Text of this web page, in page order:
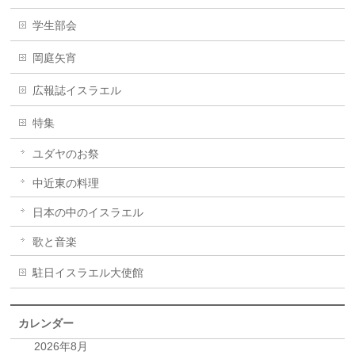
学生部会
岡庭矢宵
広報誌イスラエル
特集
ユダヤのお祭
中近東の料理
日本の中のイスラエル
歌と音楽
駐日イスラエル大使館
カレンダー
2026年8月